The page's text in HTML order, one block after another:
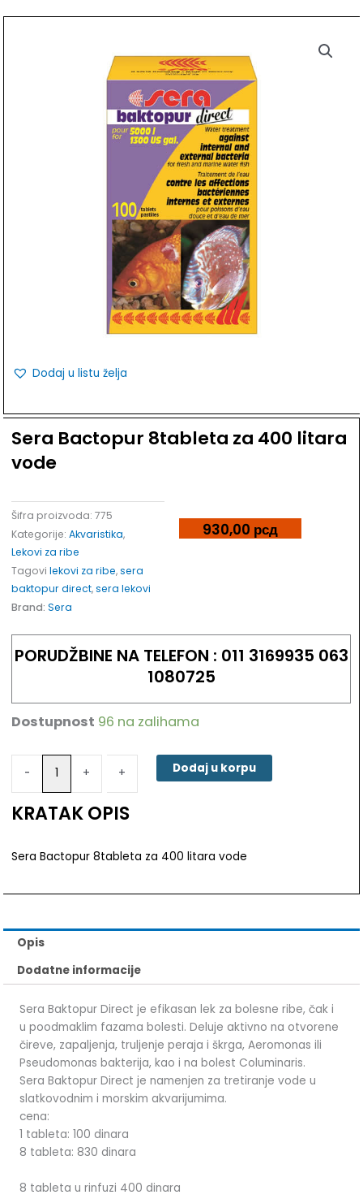
Dodaj u listu želja
Sera Bactopur 8tableta za 400 litara
vode
Šifra proizvoda: 775
Kategorije: Akvaristika,
Lekovi za ribe
Tagovi lekovi za ribe,sera
baktopur direct,sera lekovi
Brand:Sera
930,00 рсд
PORUDŽBINE NA TELEFON : 011 3169935 063
1080725
Dostupnost 96 na zalihama
-
-
Sera
8tableta
400
litara
+ + Dodaj u korpu
KRATAK OPIS
Sera Bactopur 8tableta za 400 litara vode
Opis
Dodatne informacije
Sera Baktopur Direct je efikasan lek za bolesne ribe, čak i
u poodmaklim fazama bolesti. Deluje aktivno na otvorene
čireve, zapaljenja, truljenje peraja i škrga, Aeromonas ili
Pseudomonas bakterija, kao i na bolest Columinaris.
Sera Baktopur Direct je namenjen za tretiranje vode u
slatkovodnim i morskim akvarijumima.
cena:
1 tableta: 100 dinara
8 tableta: 830 dinara
8 tableta u rinfuzi 400 dinara